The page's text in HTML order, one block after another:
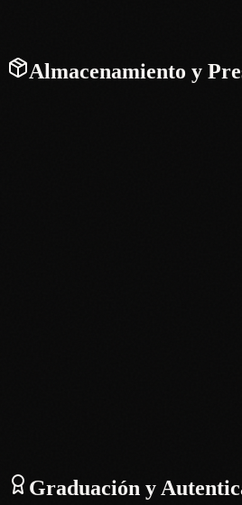
Almacenamiento y
Graduación y